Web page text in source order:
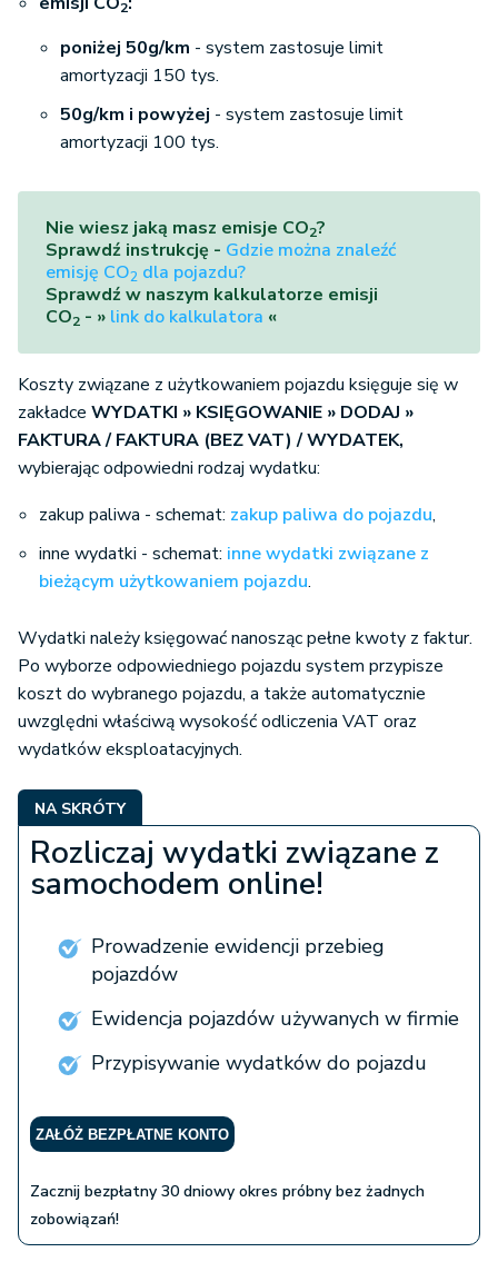
2
poniżej 50g/km - system zastosuje limit
amortyzacji 150 tys.
50g/km i powyżej - system zastosuje limit
amortyzacji 100 tys.
Nie wiesz jaką masz emisje CO2?
Sprawdź instrukcję - Gdzie można znaleźć
emisję CO2 dla pojazdu?
Sprawdź w naszym kalkulatorze emisji
CO2 - » link do kalkulatora «
Koszty związane z użytkowaniem pojazdu księguje się w
zakładce WYDATKI » KSIĘGOWANIE » DODAJ »
FAKTURA /FAKTURA (BEZ VAT) / WYDATEK,
wybierając odpowiedni rodzaj wydatku:
zakup paliwa - schemat: zakup paliwa do pojazdu,
inne wydatki - schemat: inne wydatki związane z
bieżącym użytkowaniem pojazdu.
Wydatki należy księgować nanosząc pełne kwoty z faktur.
Po wyborze odpowiedniego pojazdu system przypisze
koszt do wybranego pojazdu, a także automatycznie
uwzględni właściwą wysokość odliczenia VAT oraz
wydatków eksploatacyjnych.
NA SKRÓTY
Rozliczaj wydatki związane z
samochodem online!
Prowadzenie ewidencji przebieg
pojazdów
Ewidencja pojazdów używanych w firmie
Przypisywanie wydatków do pojazdu
ZAŁÓŻ BEZPŁATNE KONTO
Zacznij bezpłatny 30 dniowy okres próbny bez żadnych
zobowiązań!